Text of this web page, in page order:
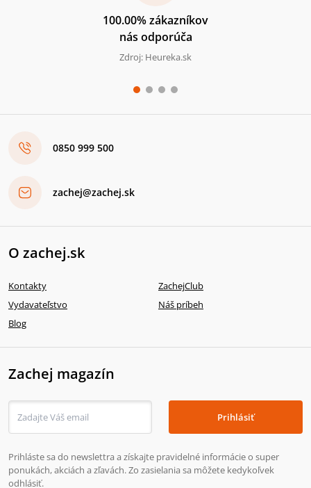
100.00% zákazníkov
nás odporúča
Zdroj: Heureka.sk
0850 999 500
zachej@zachej.sk
O zachej.sk
Kontakty
ZachejClub
Vydavateľstvo
Náš príbeh
Blog
Zachej magazín
Prihlásiť
Prihláste sa do newslettra a získajte pravidelné informácie o super
ponukách, akciách a zľavách. Zo zasielania sa môžete kedykoľvek
odhlásiť.